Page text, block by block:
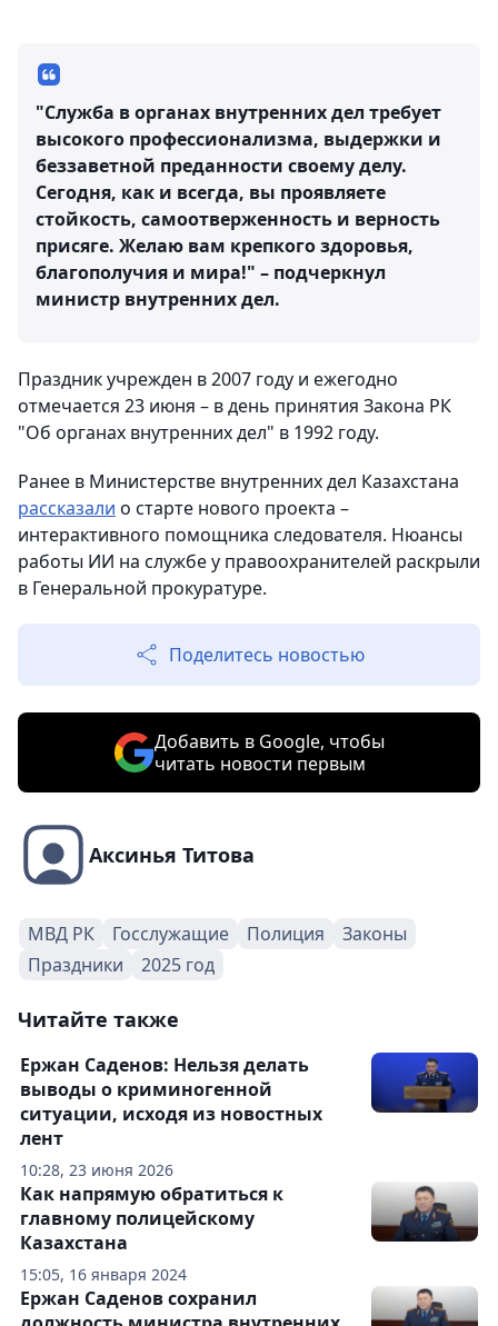
"Служба в органах внутренних дел требует
высокого профессионализма, выдержки и
беззаветной преданности своему делу.
Сегодня, как и всегда, вы проявляете
стойкость, самоотверженность и верность
присяге. Желаю вам крепкого здоровья,
благополучия и мира!" – подчеркнул
министр внутренних дел.
Праздник учрежден в 2007 году и ежегодно
отмечается 23 июня – в день принятия Закона РК
"Об органах внутренних дел" в 1992 году.
Ранее в Министерстве внутренних дел Казахстана
рассказали о старте нового проекта –
интерактивного помощника следователя. Нюансы
работы ИИ на службе у правоохранителей раскрыли
в Генеральной прокуратуре.
Поделитесь новостью
Добавить в Google, чтобы
читать новости первым
Аксинья Титова
МВД РК Госслужащие Полиция
Законы
Праздники
2025 год
Читайте также
10:28, 23 июня 2026
Ержан Саденов: Нельзя делать
выводы о криминогенной
ситуации, исходя из новостных
лент
15:05, 16 января 2024
Как напрямую обратиться к
главному полицейскому
Казахстана
Ержан Саденов сохранил